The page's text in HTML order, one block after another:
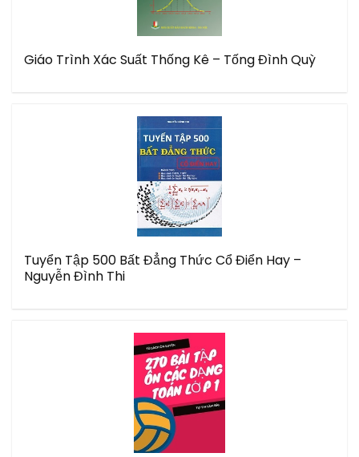
Giáo Trình Xác Suất Thống Kê – Tống Đình Quỳ
Tuyển Tập 500 Bất Đẳng Thức Cổ Điển Hay –
Nguyễn Đình Thi